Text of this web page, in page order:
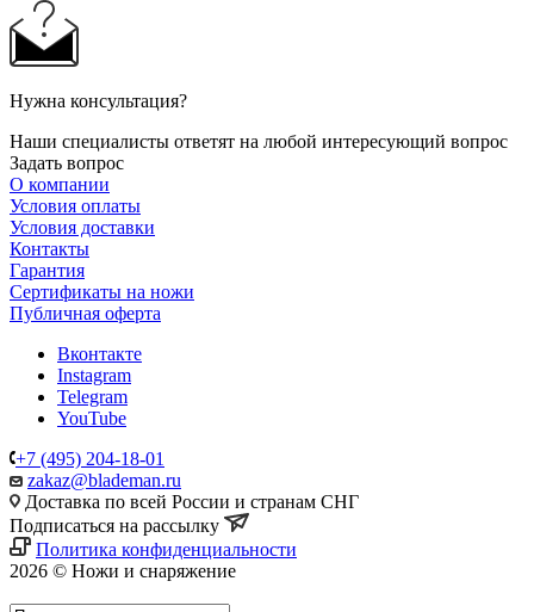
Нужна консультация?
Наши специалисты ответят на любой интересующий вопрос
Задать вопрос
О компании
Условия оплаты
Условия доставки
Контакты
Гарантия
Сертификаты на ножи
Публичная оферта
Вконтакте
Instagram
Telegram
YouTube
+7 (495) 204-18-01
zakaz@blademan.ru
Доставка по всей России и странам СНГ
Подписаться на рассылку
Политика конфиденциальности
2026 © Ножи и снаряжение